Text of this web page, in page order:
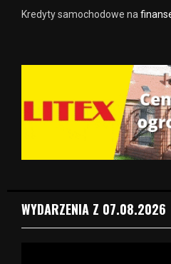
Kredyty samochodowe na
WYDARZENIA Z 07.08.2026